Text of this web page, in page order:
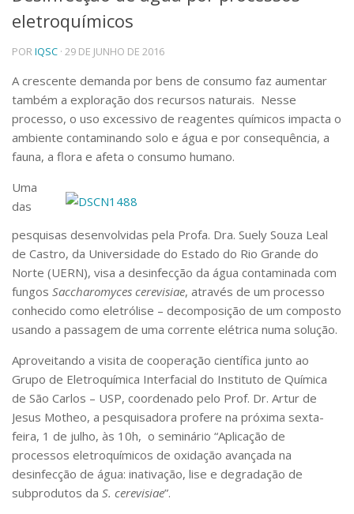
Telefones e Mapas
Pessoas
Ensino
Graduação
Pós-Graduação
Educação a distância
Cursos de Extensão
Pesquisa e Inovação
Centros, Núcleos e Projetos em Rede
Pós-doutorado
Transferência de Tecnologia
Empresas Juniores
Extensão à Comunidade
Projetos, Programas e Cursos
Museus e Espaços Interativos
Serviços
Bibliotecas
Apoio ao Estudante
Segurança, Trânsito e Prevenção
RH, Administrativo e Financeiro
Outros serviços
Comunicação
Assessorias e Mídias
eletroquímicos
PORIQSC · 29 DE JUNHO DE 2016
A crescente demanda por bens de consumo faz aumentar
também a exploração dos recursos naturais. Nesse
processo, o uso excessivo de reagentes químicos impacta o
ambiente contaminando solo e água e por consequência, a
fauna, a flora e afeta o consumo humano.
Uma
das
pesquisas desenvolvidas pela Profa. Dra. Suely Souza Leal
de Castro, da Universidade do Estado do Rio Grande do
Norte (UERN), visa a desinfecção da água contaminada com
fungos Saccharomyces cerevisiae, através de um processo
conhecido como eletrólise – decomposição de um composto
usando a passagem de uma corrente elétrica numa solução.
Aproveitando a visita de cooperação científica junto ao
Grupo de Eletroquímica Interfacial do Instituto de Química
de São Carlos – USP, coordenado pelo Prof. Dr. Artur de
Jesus Motheo, a pesquisadora profere na próxima sexta-
feira, 1 de julho, às 10h, o seminário “Aplicação de
processos eletroquímicos de oxidação avançada na
desinfecção de água: inativação, lise e degradação de
subprodutos da S. cerevisiae”.